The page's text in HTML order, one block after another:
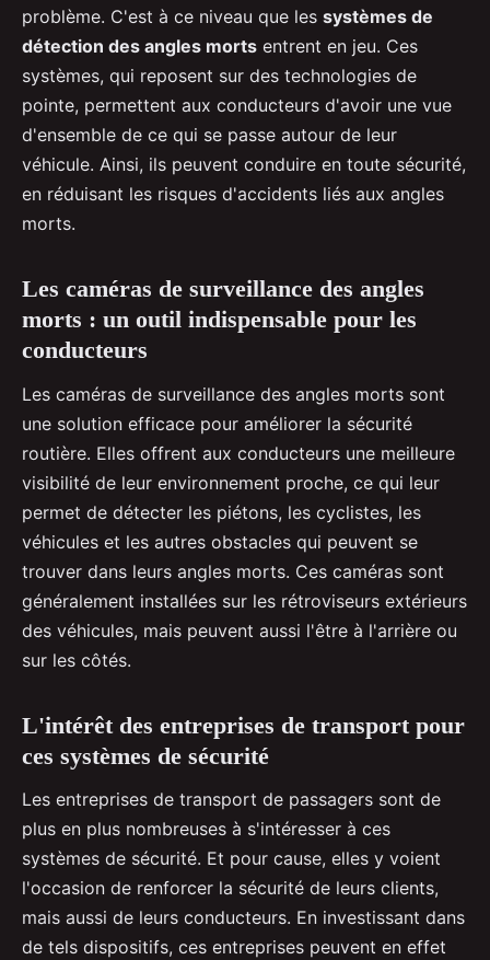
problème. C'est à ce niveau que les systèmes de
détection des angles morts entrent en jeu. Ces
systèmes, qui reposent sur des technologies de
pointe, permettent aux conducteurs d'avoir une vue
d'ensemble de ce qui se passe autour de leur
véhicule. Ainsi, ils peuvent conduire en toute sécurité,
en réduisant les risques d'accidents liés aux angles
morts.
Les caméras de surveillance des angles
morts : un outil indispensable pour les
conducteurs
Les caméras de surveillance des angles morts sont
une solution efficace pour améliorer la sécurité
routière. Elles offrent aux conducteurs une meilleure
visibilité de leur environnement proche, ce qui leur
permet de détecter les piétons, les cyclistes, les
véhicules et les autres obstacles qui peuvent se
trouver dans leurs angles morts. Ces caméras sont
généralement installées sur les rétroviseurs extérieurs
des véhicules, mais peuvent aussi l'être à l'arrière ou
sur les côtés.
L'intérêt des entreprises de transport pour
ces systèmes de sécurité
Les entreprises de transport de passagers sont de
plus en plus nombreuses à s'intéresser à ces
systèmes de sécurité. Et pour cause, elles y voient
l'occasion de renforcer la sécurité de leurs clients,
mais aussi de leurs conducteurs. En investissant dans
de tels dispositifs, ces entreprises peuvent en effet